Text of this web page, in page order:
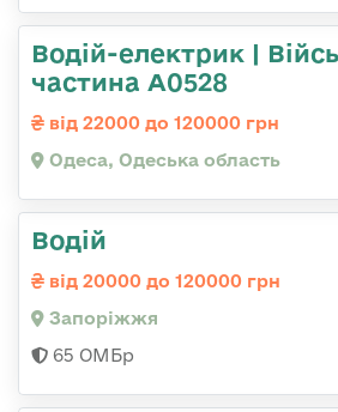
Водій-електрик |
частина А0528
від 22000 до 120000 грн
Одеса, Одеська область
Водій
від 20000 до 120000 грн
Запоріжжя
65 ОМБр